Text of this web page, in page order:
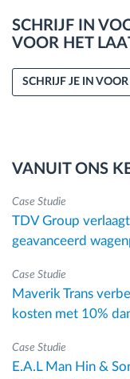
SCHRIJF IN
VOOR HET
SCHRIJF JE IN
VANUIT ONS
Case Studie
TDV Group
geavanceerd
Case Studie
Maverik Trans
kosten met 10%
Case Studie
E.A.L Man Hin &